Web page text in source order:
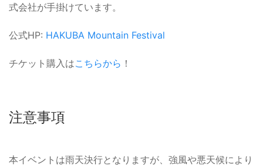
式会社が手掛けています。
公式HP: HAKUBA Mountain Festival
チケット購入はこちらから ！
注意事項
本イベントは雨天決行となりますが、強風や悪天候により